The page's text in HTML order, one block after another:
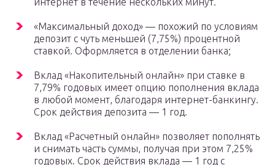
«Максимальный доход» — похожий по условиям
депозит с чуть меньшей (7,75%) процентной
ставкой. Оформляется в отделении банка;
Вклад «Накопительный онлайн» при ставке в
7,79% годовых имеет опцию пополнения вклада
в любой момент, благодаря интернет-банкингу.
Срок действия депозита — 1 год.
Вклад «Расчетный онлайн» позволяет пополнять
и снимать часть суммы, получая при этом 7,25%
годовых. Срок действия вклада — 1 год с